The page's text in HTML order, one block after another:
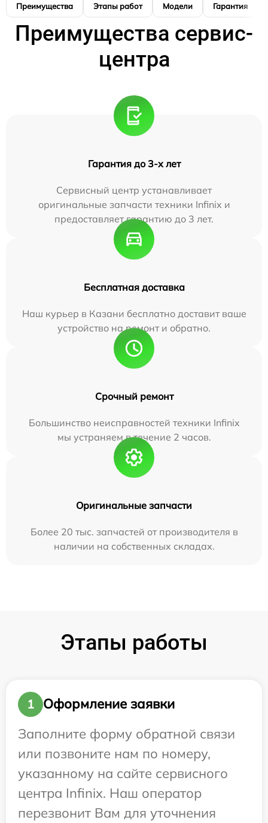
Преимущества Этапы работ Модели Гарантия
Преимущества сервис-
центра
Гарантия до 3-х лет
Сервисный центр устанавливает
оригинальные запчасти техники Infinix и
предоставляет гарантию до 3 лет.
Бесплатная доставка
Наш курьер в Казани бесплатно доставит ваше
устройство на ремонт и обратно.
Срочный ремонт
Большинство неисправностей техники Infinix
мы устраняем в течение 2 часов.
Оригинальные запчасти
Более 20 тыс. запчастей от производителя в
наличии на собственных складах.
Этапы работы
1
Оформление заявки
Заполните форму обратной связи
или позвоните нам по номеру,
указанному на сайте сервисного
центра Infinix. Наш оператор
перезвонит Вам для уточнения